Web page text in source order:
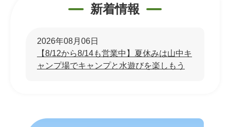
新着情報
2026年08月06日
【8/12から8/14も営業中】夏休みは山中キ
ャンプ場でキャンプと水遊びを楽しもう